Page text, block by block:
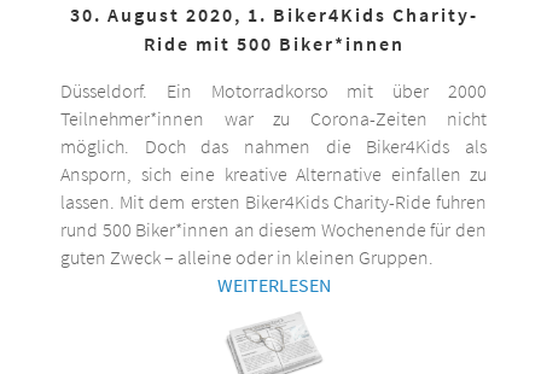
30. August 2020, 1. Biker4Kids Charity-
Ride mit 500 Biker*innen
Düsseldorf. Ein Motorradkorso mit über 2000
Teilnehmer*innen war zu Corona-Zeiten nicht
möglich. Doch das nahmen die Biker4Kids als
Ansporn, sich eine kreative Alternative einfallen zu
lassen. Mit dem ersten Biker4Kids Charity-Ride fuhren
rund 500 Biker*innen an diesem Wochenende für den
guten Zweck – alleine oder in kleinen Gruppen.
WEITERLESEN